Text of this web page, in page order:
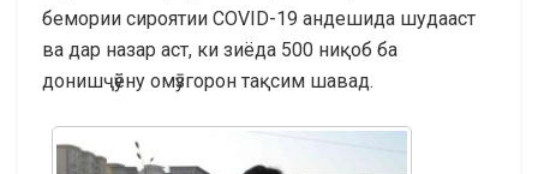
бемории сироятии COVID-19 андешида шудааст
ва дар назар аст, ки зиёда 500 ниқоб ба
донишҷӯёну омӯзгорон тақсим шавад.